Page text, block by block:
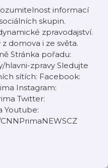
informací
skupin.
zpravodajství.
domova i ze světa.
Stránka pořadu:
hlavni-zpravy Sledujte
sítích: Facebook:
Instagram:
Twitter:
Youtube: